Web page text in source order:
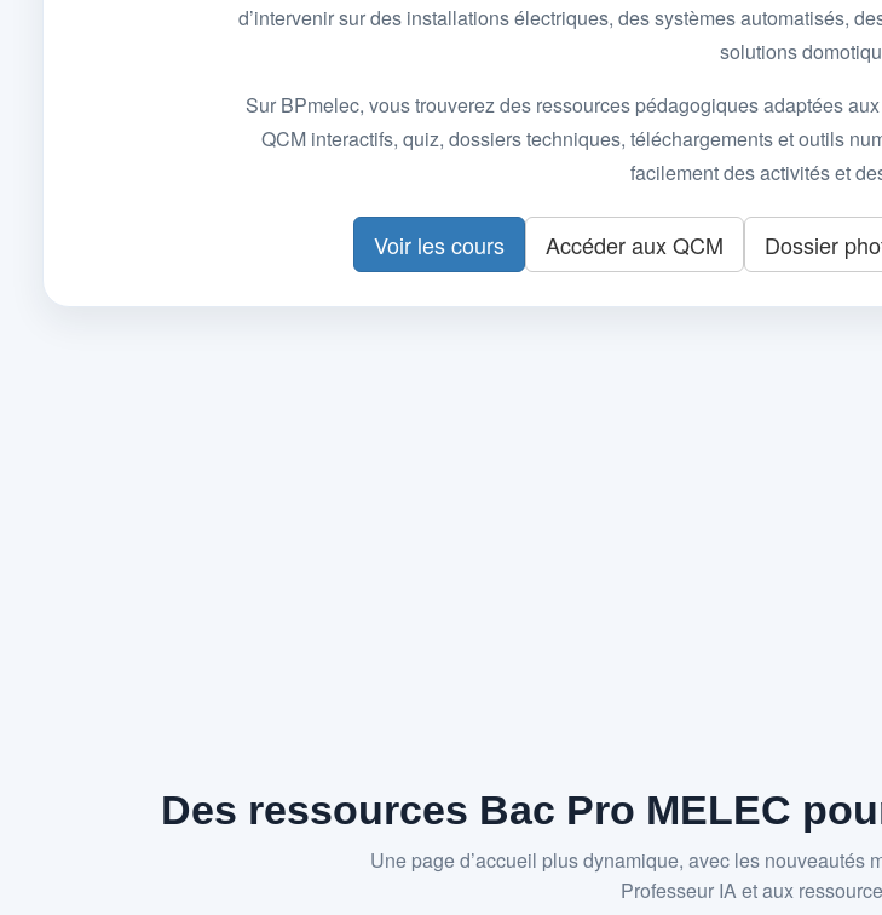
d’intervenir sur des installations électriques, des systèmes automatisés,
solutions
Sur BPmelec, vous trouverez des ressources pédagogiques adaptées
QCM interactifs, quiz, dossiers techniques, téléchargements et outils
facilement des activités et
Voir les cours Accéder aux QCM Dossier
Des ressources Bac Pro MELEC
Une page d’accueil plus dynamique, avec les nouveautés
Professeur IA et aux